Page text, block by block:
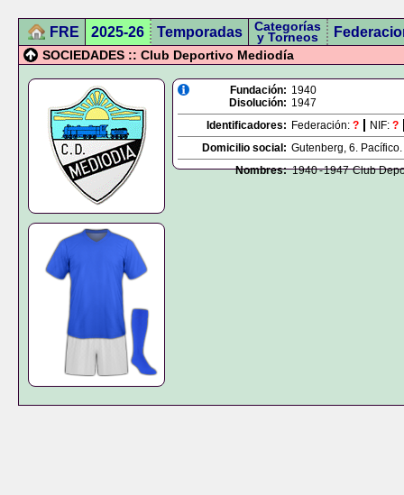
FRE 2025-26 Temporadas Categorías
y Torneos
SOCIEDADES :: Club Deportivo Mediodía
Fundación: 1940
Disolución: 1947
Identificadores: Federación: ? NIF: ?
Domicilio social: Gutenberg, 6.
Nombres: 1940-1947 Club